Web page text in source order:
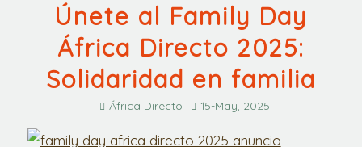
Únete al Family Day
África Directo 2025:
Solidaridad en familia
África Directo 15-May, 2025